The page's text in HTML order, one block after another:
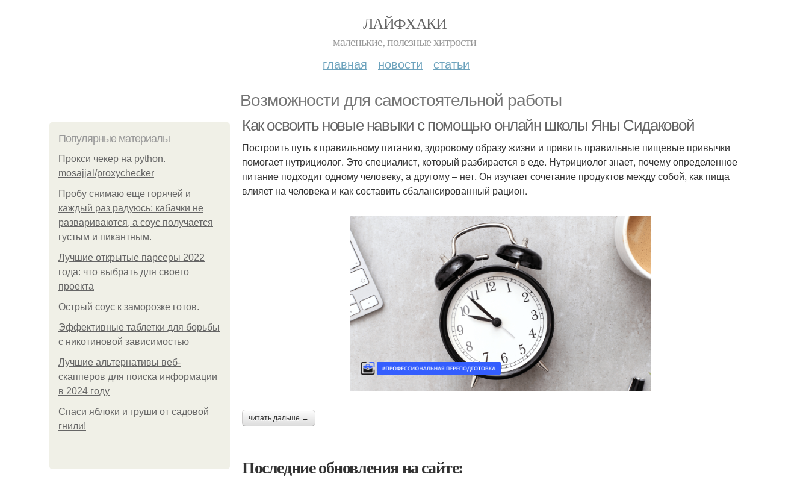
ЛАЙФХАКИ
маленькие, полезные хитрости
главная новости статьи
Возможности для самостоятельной работы
Популярные материалы
Прокси чекер на python.
mosajjal/proxychecker
Пробу снимаю еще горячей и
каждый раз радуюсь: кабачки не
развариваются, а соус получается
густым и пикантным.
Лучшие открытые парсеры 2022
года: что выбрать для своего
проекта
Острый соус к заморозке готов.
Эффективные таблетки для борьбы
с никотиновой зависимостью
Лучшие альтернативы веб-
скапперов для поиска информации
в 2024 году
Спаси яблоки и груши от садовой
гнили!
Как освоить новые навыки с помощью онлайн школы Яны Сидаковой
Построить путь к правильному питанию, здоровому образу жизни и привить правильные пищевые привычки
помогает нутрициолог. Это специалист, который разбирается в еде. Нутрициолог знает, почему определенное
питание подходит одному человеку, а другому – нет. Он изучает сочетание продуктов между собой, как пища
влияет на человека и как составить сбалансированный рацион.
читать дальше →
Последние обновления на сайте: